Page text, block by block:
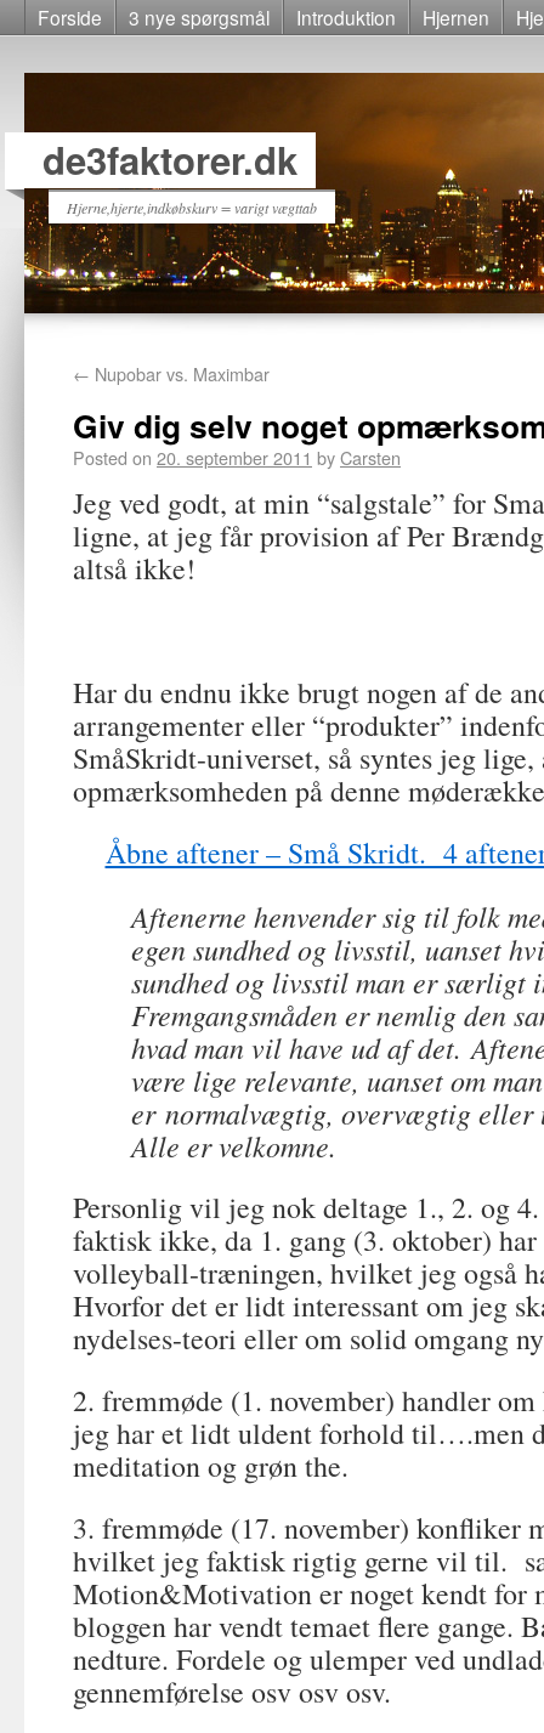
Forside 3 nye spørgsmål Introduktion Hjernen
de3faktorer.dk
Hjerne,hjerte,indkøbskurv = varigt vægttab
← Nupobar vs. Maximbar
Giv dig selv noget
Posted on 20. september 2011 byCarsten
Jeg ved godt, at min “salgstale” for
ligne, at jeg får provision af Per
altså ikke!
Har du endnu ikke brugt nogen af de
arrangementer eller “produkter”
SmåSkridt-universet, så syntes jeg
opmærksomheden på denne
Åbne aftener – Små Skridt. 4
Aftenerne henvender sig til folk
egen sundhed og livsstil, uanset
sundhed og livsstil man er særligt
Fremgangsmåden er nemlig den
hvad man vil have ud af det.
være lige relevante, uanset om man
er normalvægtig, overvægtig eller
Alle er velkomne.
Personlig vil jeg nok deltage 1., 2. og
faktisk ikke, da 1. gang (3. oktober)
volleyball-træningen, hvilket jeg også
Hvorfor det er lidt interessant om jeg
nydelses-teori eller om solid omgang
2. fremmøde (1. november) handler
jeg har et lidt uldent forhold til….men
meditation og grøn the.
3. fremmøde (17. november) konfliker
hvilket jeg faktisk rigtig gerne vil til.
Motion&Motivation er noget kendt for
bloggen har vendt temaet flere gange.
nedture. Fordele og ulemper ved
gennemførelse osv osv osv.